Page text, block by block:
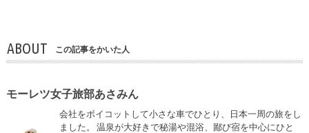
ABOUT この記事をかいた人
モーレツ女子旅部あさみん
会社をボイコットして小さな車でひとり、日本一周の旅をし
ました。 温泉が大好きで秘湯や混浴、鄙び宿を中心にひと